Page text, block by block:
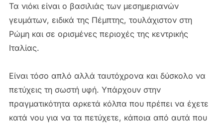
Τα νιόκι είναι ο βασιλιάς των μεσημεριανών
γευμάτων, ειδικά της Πέμπτης, τουλάχιστον στη
Ρώμη και σε ορισμένες περιοχές της κεντρικής
Ιταλίας.
Είναι τόσο απλό αλλά ταυτόχρονα και δύσκολο να
πετύχεις τη σωστή υφή. Υπάρχουν στην
πραγματικότητα αρκετά κόλπα που πρέπει να έχετε
κατά νου για να τα πετύχετε, κάποια από αυτά που